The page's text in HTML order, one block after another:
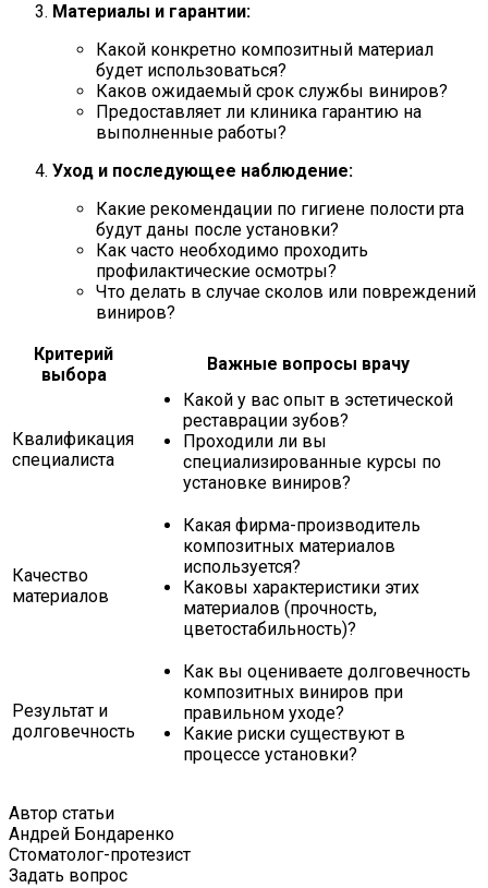
Материалы и гарантии:
Какой конкретно композитный материал
будет использоваться?
Каков ожидаемый срок службы виниров?
Предоставляет ли клиника гарантию на
выполненные работы?
Уход и последующее наблюдение:
Какие рекомендации по гигиене полости рта
будут даны после установки?
Как часто необходимо проходить
профилактические осмотры?
Что делать в случае сколов или повреждений
виниров?
Критерий
выбора
Важные вопросы врачу
Квалификация
специалиста
Какой у вас опыт в эстетической
реставрации зубов?
Проходили ли вы
специализированные курсы по
установке виниров?
Качество
материалов
Какая фирма-производитель
композитных материалов
используется?
Каковы характеристики этих
материалов (прочность,
цветостабильность)?
Результат и
долговечность
Как вы оцениваете долговечность
композитных виниров при
правильном уходе?
Какие риски существуют в
процессе установки?
Автор статьи
Андрей Бондаренко
Стоматолог-протезист
Задать вопрос